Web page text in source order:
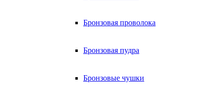
Бронзовая проволока
Бронзовая пудра
Бронзовые чушки